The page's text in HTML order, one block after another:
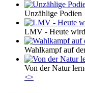
Unzählige Podien
LMV - Heute wird
Wahlkampf auf
Von der Natur
<>